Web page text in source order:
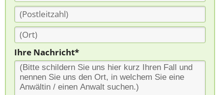
Ihre Nachricht*